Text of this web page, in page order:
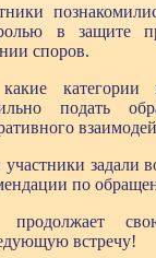
в защите
споров.
категории
подать
задали
по
продолжает
встречу!